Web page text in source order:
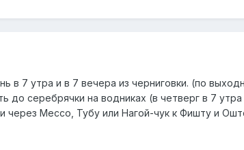
в 7 утра и в 7 вечера из черниговки. (по
серебрячки на водниках (в четверг в 7
Мессо, Тубу или Нагой-чук к Фишту и